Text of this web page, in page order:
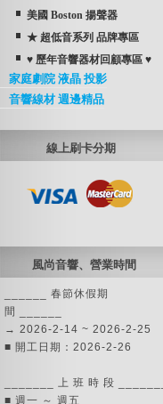
美國 Boston 揚聲器
★ 超低音系列 品牌專區
♥ 歷年音響器材回顧專區 ♥
家庭劇院 液晶 投影
音響線材 週邊精品
線上刷卡分期
風尚音響、營業時間
______ 春節休假期
間 ______
→ 2026-2-14 ~ 2026-2-25
■ 開工日期：2026-2-26
_______ 上 班 時 段 _______
■ 週一 ～ 週五